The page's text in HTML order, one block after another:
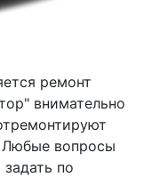
ремонт
внимательно
Любые вопросы
по